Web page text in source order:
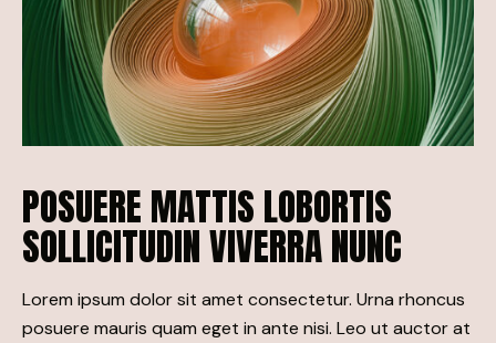
POSUERE MATTIS LOBORTIS
SOLLICITUDIN VIVERRA NUNC
Lorem ipsum dolor sit amet consectetur. Urna rhoncus
posuere mauris quam eget in ante nisi. Leo ut auctor at